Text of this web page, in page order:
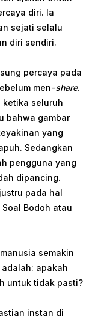
diri. Ia
sejati selalu
diri sendiri.
percaya pada
men-share.
ketika seluruh
bahwa gambar
yang
Sedangkan
pengguna yang
dipancing.
pada hal
Bodoh atau
semakin
apakah
untuk tidak pasti?
instan di